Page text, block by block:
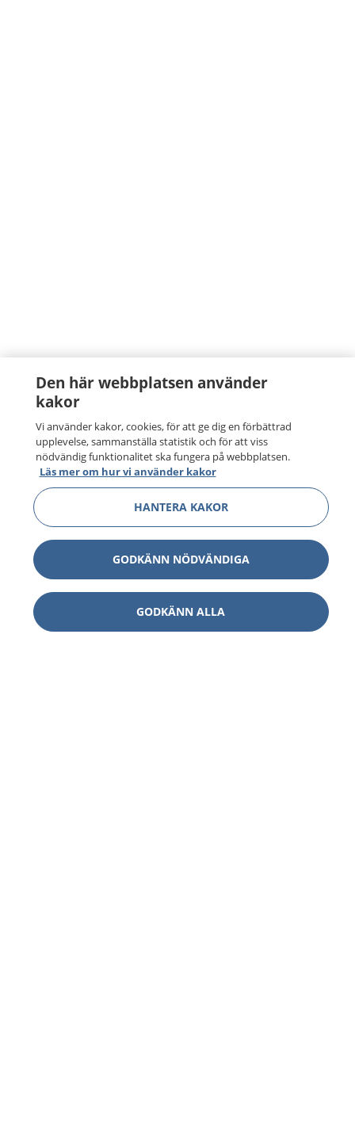
Den här webbplatsen använder
kakor
Vi använder kakor, cookies, för att ge dig en förbättrad
upplevelse, sammanställa statistik och för att viss
nödvändig funktionalitet ska fungera på webbplatsen.
Läs mer om hur vi använder kakor
HANTERA KAKOR
GODKÄNN NÖDVÄNDIGA
GODKÄNN ALLA